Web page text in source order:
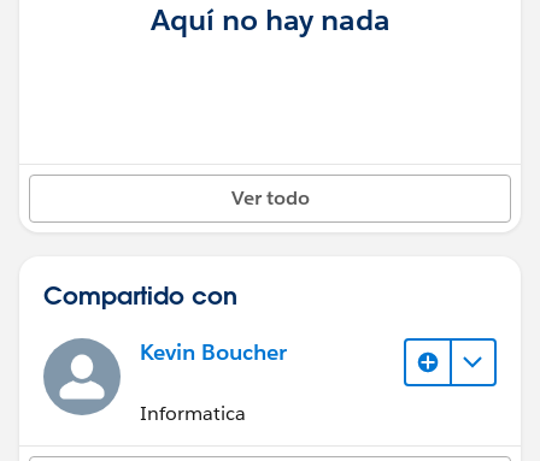
Aquí no hay nada
Ver todo
Compartido con
Kevin Boucher
Informatica